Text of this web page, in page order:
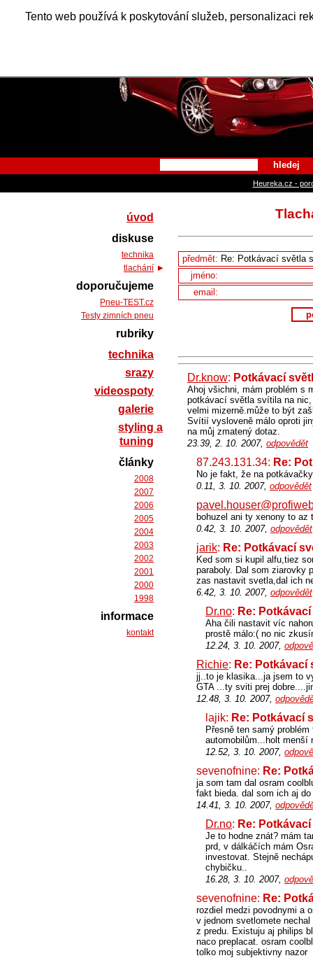
Tento web používá k poskytování služeb, personalizaci
Alfa
hledej
Heureka.cz -
předmět:
jméno:
email:
Dr.know: Potkávací
Ahoj všichni, mám problém s
potkávací světla svítila na
velmi mizerně.může to být
Svítií vysloveně málo oproti
na můj zmatený dotaz.
23.39, 2. 10. 2007, odpovědět
87.243.131.34: Re:
No je fakt, že na
0.11, 3. 10. 2007, odpovědět
bohuzel ani ty xenony to az
0.42, 3. 10. 2007, odpovědět
jarik: Re: Potkávací
Ked som si kupil alfu,tiez
paraboly. Dal som ziarovky
zas nastavit svetla,dal ich
6.42, 3. 10. 2007, odpovědět
Dr.no: Re:
Aha čili nastavit víc
prostě málo:( no nic
12.24, 3. 10. 2007,
Richie: Re: Potkávací
jj..to je klasika...ja jsem to
GTA ...ty sviti prej
12.48, 3. 10. 2007,
lajik: Re: Potkávací
Přesně ten samý
automobilům...holt
12.52, 3. 10. 2007,
sevenofnine: Re:
ja som tam dal osram
fakt bieda. dal som ich aj
14.41, 3. 10. 2007,
Dr.no: Re:
Je to hodne znát? mám
prd, v dálkáčích mám
investovat. Stejně
chybičku..
16.28, 3. 10. 2007,
sevenofnine: Re:
rozdiel medzi povodnymi a
v jednom svetlomete
z predu. Existuju aj philips
naco preplacat. osram
tolko moj subjektivny nazor
úvod
diskuse
technika
tlachání
doporučujeme
Pneu-TEST.cz
Testy zimních pneu
rubriky
technika
srazy
videospoty
galerie
styling a
tuning
články
2008
2007
2006
2005
2004
2003
2002
2001
2000
1998
informace
kontakt